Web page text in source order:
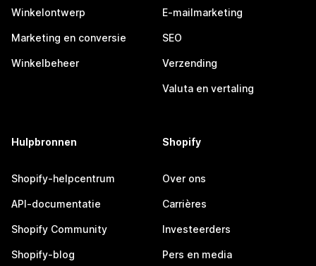
Winkelontwerp
Marketing en conversie
Winkelbeheer
E-mailmarketing
SEO
Verzending
Valuta en vertaling
Hulpbronnen
Shopify-helpcentrum
API-documentatie
Shopify Community
Shopify-blog
Shopify
Over ons
Carrières
Investeerders
Pers en media